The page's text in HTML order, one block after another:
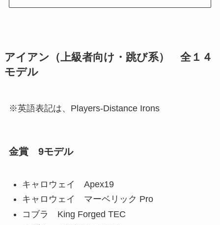
アイアン（上級者向け・跳び系） 全１４
モデル
※英語表記は、Players-Distance Irons
金賞 9モデル
キャロウェイ Apex19
キャロウェイ マーベリック Pro
コブラ King Forged TEC